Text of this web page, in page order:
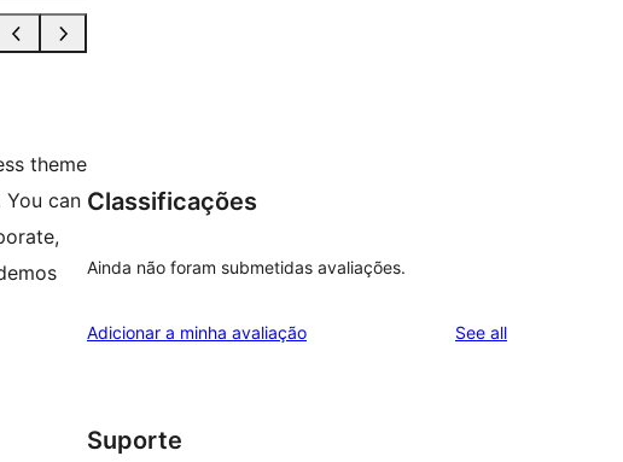
theme
can Classificações
Ainda não foram submetidas avaliações.
Adicionar a minha avaliação See allreviews
Suporte